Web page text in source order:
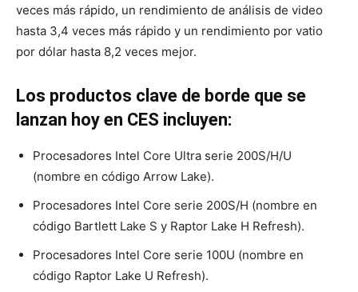
veces más rápido, un rendimiento de análisis de video
hasta 3,4 veces más rápido y un rendimiento por vatio
por dólar hasta 8,2 veces mejor.
Los productos clave de borde que se
lanzan hoy en CES incluyen:
Procesadores Intel Core Ultra serie 200S/H/U
(nombre en código Arrow Lake).
Procesadores Intel Core serie 200S/H (nombre en
código Bartlett Lake S y Raptor Lake H Refresh).
Procesadores Intel Core serie 100U (nombre en
código Raptor Lake U Refresh).